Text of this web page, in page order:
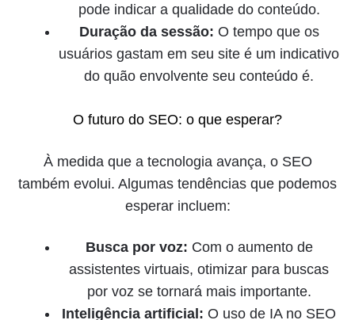
pode indicar a qualidade do conteúdo.
Duração da sessão: O tempo que os
usuários gastam em seu site é um indicativo
do quão envolvente seu conteúdo é.
O futuro do SEO: o que esperar?
À medida que a tecnologia avança, o SEO
também evolui. Algumas tendências que podemos
esperar incluem:
Busca por voz: Com o aumento de
assistentes virtuais, otimizar para buscas
por voz se tornará mais importante.
Inteligência artificial: O uso de IA no SEO